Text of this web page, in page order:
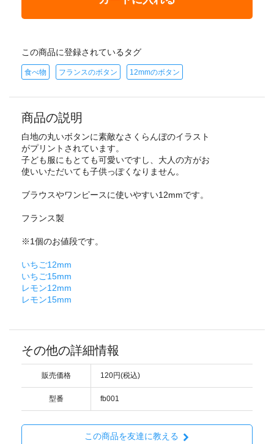
この商品に登録されているタグ
食べ物 フランスのボタン 12mmのボタン
商品の説明
白地の丸いボタンに素敵なさくらんぼのイラスト
がプリントされています。
子ども服にもとても可愛いですし、大人の方がお
使いいただいても子供っぽくなりません。
ブラウスやワンピースに使いやすい12mmです。
フランス製
※1個のお値段です。
いちご12mm
いちご15mm
レモン12mm
レモン15mm
その他の詳細情報
販売価格 120円(税込)
型番 fb001
この商品を友達に教える